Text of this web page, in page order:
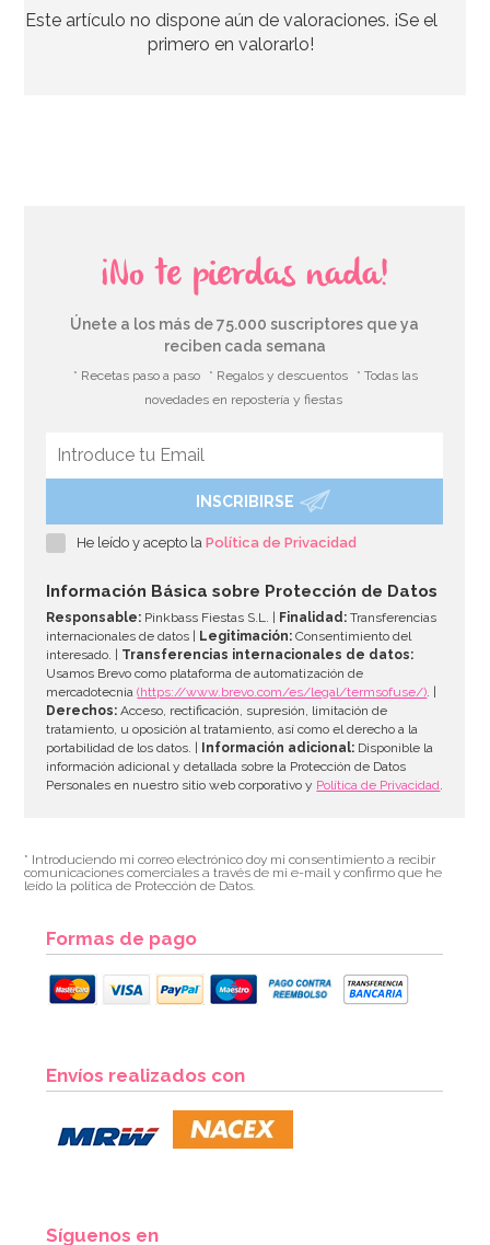
Este artículo no dispone aún de valoraciones. ¡Se el
primero en valorarlo!
¡No te pierdas nada!
Únete a los más de 75.000 suscriptores que ya
reciben cada semana
* Recetas paso a paso * Regalos y descuentos
* Todas las
novedades en repostería y fiestas
INSCRIBIRSE
He leído y acepto laPolítica de Privacidad
Información Básica sobre Protección de Datos
Responsable: Pinkbass Fiestas S.L. | Finalidad: Transferencias
internacionales de datos |
Legitimación: Consentimiento del
interesado. | Transferencias internacionales de datos:
Usamos Brevo como plataforma de automatización de
mercadotecnia(https://www.brevo.com/es/legal/termsofuse/). |
Derechos: Acceso, rectificación, supresión, limitación de
tratamiento, u oposición al tratamiento, así como el derecho a la
portabilidad de los datos. |
Información adicional: Disponible la
información adicional y detallada sobre la Protección de Datos
Personales en nuestro sitio web corporativo y Política de Privacidad.
* Introduciendo mi correo electrónico doy mi consentimiento a recibir
comunicaciones comerciales a través de mi e-mail y confirmo que he
leído la política de Protección de Datos.
Formas de pago
Envíos realizados con
Síguenos en